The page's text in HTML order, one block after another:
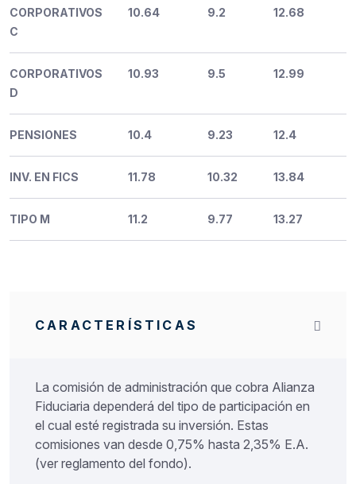
CORPORATIVOS
C
10.64 9.2 12.68
CORPORATIVOS
D
10.93 9.5 12.99
PENSIONES 10.4 9.23 12.4
INV. EN FICS 11.78 10.32 13.84
TIPO M 11.2 9.77 13.27
CARACTERÍSTICAS
La comisión de administración que cobra Alianza
Fiduciaria dependerá del tipo de participación en
el cual esté registrada su inversión. Estas
comisiones van desde 0,75% hasta 2,35% E.A.
(ver reglamento del fondo).